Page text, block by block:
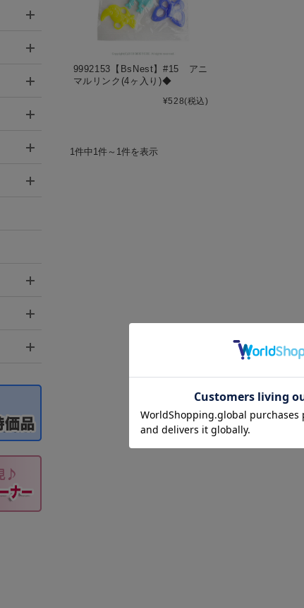
9992153【BsNest】#15 アニ
マルリンク(4ヶ入り)◆
¥528(税込)
1件中1件～1件を表示